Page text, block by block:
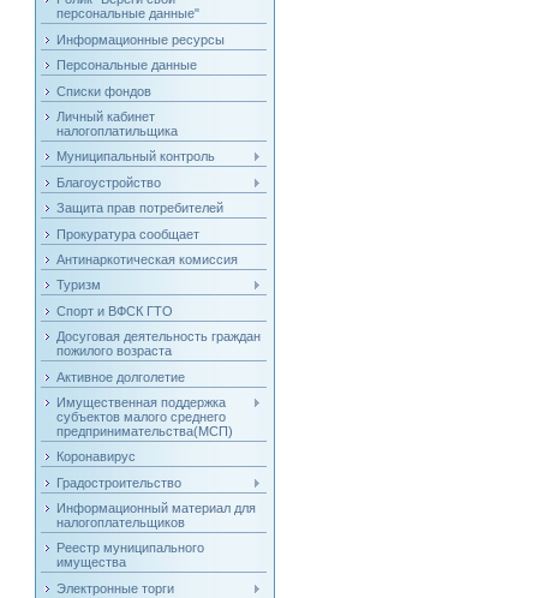
персональные данные"
Информационные ресурсы
Персональные данные
Списки фондов
Личный кабинет
налогоплатильщика
Муниципальный контроль
Благоустройство
Защита прав потребителей
Прокуратура сообщает
Антинаркотическая комиссия
Туризм
Спорт и ВФСК ГТО
Досуговая деятельность граждан
пожилого возраста
Активное долголетие
Имущественная поддержка
субъектов малого среднего
предпринимательства(МСП)
Коронавирус
Градостроительство
Информационный материал для
налогоплательщиков
Реестр муниципального
имущества
Электронные торги